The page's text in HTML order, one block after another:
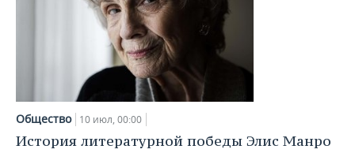
Общество 10 июл, 00:00
История литературной победы Элис Манро